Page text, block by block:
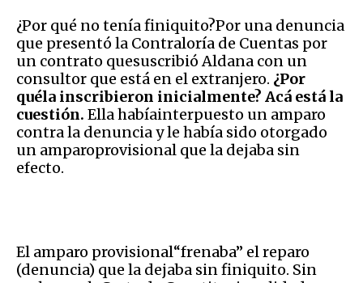
¿Por qué no tenía finiquito?Por una denuncia
que presentó la Contraloría de Cuentas por
un contrato quesuscribió Aldana con un
consultor que está en el extranjero. ¿Por
quéla inscribieron inicialmente? Acá está la
cuestión. Ella habíainterpuesto un amparo
contra la denuncia y le había sido otorgado
un amparoprovisional que la dejaba sin
efecto.
El amparo provisional“frenaba” el reparo
(denuncia) que la dejaba sin finiquito. Sin